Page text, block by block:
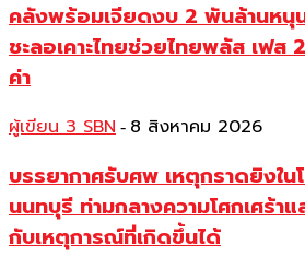
คลังพร้อมเจียดงบ 2 พันล้านหนุ
ชะลอเคาะไทยช่วยไทยพลัส เฟส
ค่า
ผู้เขียน 3 SBN - 8 สิงหาคม 2026
บรรยากาศรับศพ เหตุกราดยิงใน
นนทบุรี ท่ามกลางความโศกเศร้าแ
กับเหตุการณ์ที่เกิดขึ้นได้